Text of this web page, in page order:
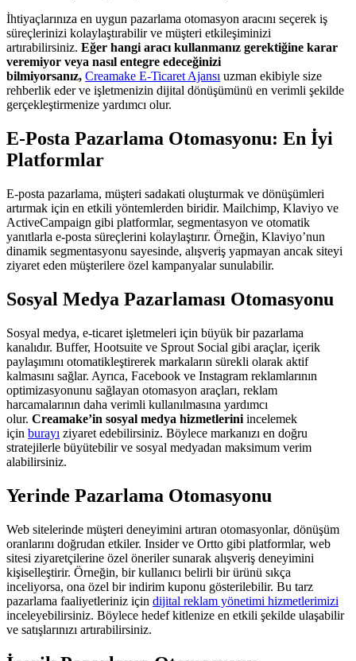
İhtiyaçlarınıza en uygun pazarlama otomasyon aracını seçerek iş
süreçlerinizi kolaylaştırabilir ve müşteri etkileşiminizi
artırabilirsiniz. Eğer hangi aracı kullanmanız gerektiğine karar
veremiyor veya nasıl entegre edeceğinizi
bilmiyorsanız, Creamake E-Ticaret Ajansı uzman ekibiyle size
rehberlik eder ve işletmenizin dijital dönüşümünü en verimli şekilde
gerçekleştirmenize yardımcı olur.
E-Posta Pazarlama Otomasyonu: En İyi
Platformlar
E-posta pazarlama, müşteri sadakati oluşturmak ve dönüşümleri
artırmak için en etkili yöntemlerden biridir. Mailchimp, Klaviyo ve
ActiveCampaign gibi platformlar, segmentasyon ve otomatik
yanıtlarla e-posta süreçlerini kolaylaştırır. Örneğin, Klaviyo’nun
dinamik segmentasyonu sayesinde, alışveriş yapmayan ancak siteyi
ziyaret eden müşterilere özel kampanyalar sunulabilir.
Sosyal Medya Pazarlaması Otomasyonu
Sosyal medya, e-ticaret işletmeleri için büyük bir pazarlama
kanalıdır. Buffer, Hootsuite ve Sprout Social gibi araçlar, içerik
paylaşımını otomatikleştirerek markaların sürekli olarak aktif
kalmasını sağlar. Ayrıca, Facebook ve Instagram reklamlarının
optimizasyonunu sağlayan otomasyon araçları, reklam
harcamalarının daha verimli kullanılmasına yardımcı
olur. Creamake’in sosyal medya hizmetlerini incelemek
için burayı ziyaret edebilirsiniz. Böylece markanızı en doğru
stratejilerle büyütebilir ve sosyal medyadan maksimum verim
alabilirsiniz.
Yerinde Pazarlama Otomasyonu
Web sitelerinde müşteri deneyimini artıran otomasyonlar, dönüşüm
oranlarını doğrudan etkiler. Insider ve Ortto gibi platformlar, web
sitesi ziyaretçilerine özel öneriler sunarak alışveriş deneyimini
kişiselleştirir. Örneğin, bir kullanıcı belirli bir ürünü sıkça
inceliyorsa, ona özel bir indirim kuponu gösterilebilir. Bu tarz
pazarlama faaliyetleriniz için dijital reklam yönetimi hizmetlerimizi
inceleyebilirsiniz. Böylece hedef kitlenize en etkili şekilde ulaşabilir
ve satışlarınızı artırabilirsiniz.